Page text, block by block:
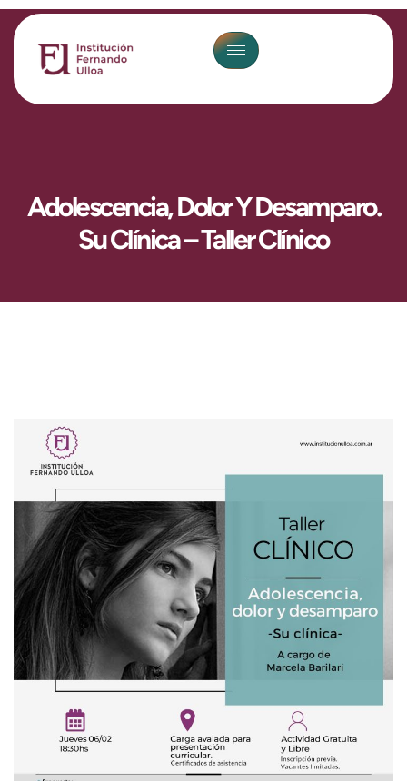
Adolescencia, Dolor Y Desamparo.
Su Clínica – Taller Clínico